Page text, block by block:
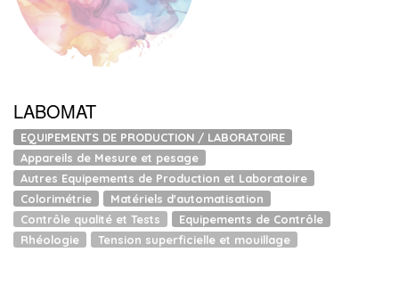
LABOMAT
EQUIPEMENTS DE PRODUCTION / LABORATOIRE
Appareils de Mesure et pesage
Autres Equipements de Production et Laboratoire
Colorimétrie
Matériels d'automatisation
Contrôle qualité et Tests
Equipements de Contrôle
Rhéologie
Tension superficielle et mouillage